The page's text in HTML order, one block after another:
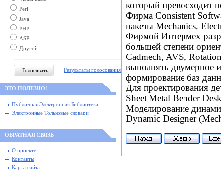
Perl
Java
PHP
ASP
Другой
Результаты голосования
ЭТО ПОЛЕЗНО!
Публичная Электронная Библиотека
Электронные Тольковые словари
ОБРАТНАЯ СВЯЗЬ
О проекте
Контакты
Карта сайта
который превосходит
Фирма Consistent
пакеты Mechanics,
Фирмой Интермех
большей степени
Cadmech, AVS,
выполнять двумерное
формирование баз
Для проектирования
Sheet Metal Bender
Моделирование
Dynamic Designer